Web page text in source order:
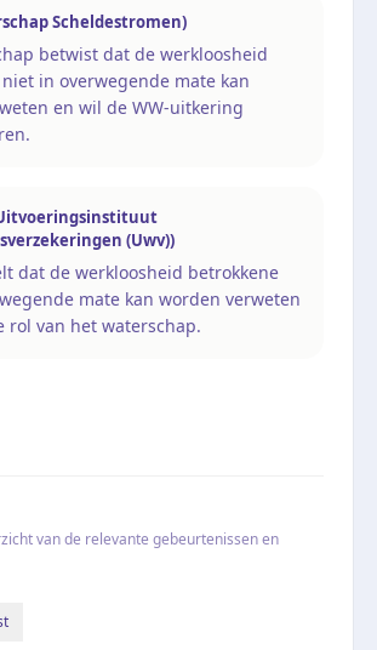
Scheldestromen)
betwist dat de werkloosheid
in overwegende mate kan
en wil de WW-uitkering
(Uwv))
dat de werkloosheid betrokkene
mate kan worden verweten
rol van het waterschap.
van de relevante gebeurtenissen en